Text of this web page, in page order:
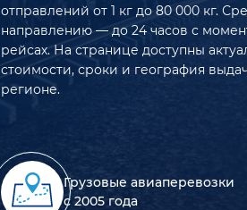
отправлений от 1 кг до 80 000 кг.
направлению — до 24 часов с
рейсах. На странице доступны
стоимости, сроки и география
регионе.
Грузовые авиаперевозки
с 2005 года